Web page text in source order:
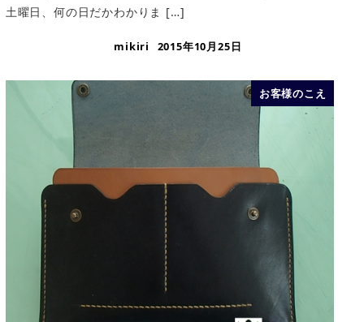
土曜日、何の日だかわかりま […]
mikiri 2015年10月25日
お客様のこえ